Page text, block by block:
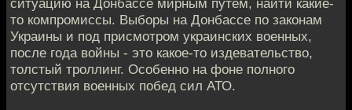
ситуацию на Донбассе мирным путем, найти какие-
то компромиссы. Выборы на Донбассе по законам
Украины и под присмотром украинских военных,
после года войны - это какое-то издевательство,
толстый троллинг. Особенно на фоне полного
отсутствия военных побед сил АТО.